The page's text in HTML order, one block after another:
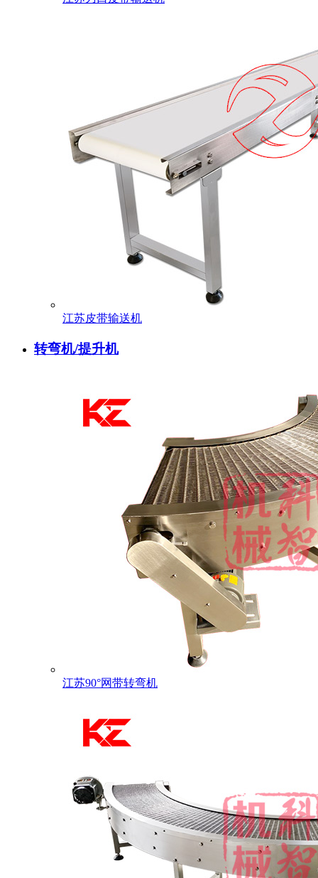
江苏皮带输送机
转弯机/提升机
江苏90°网带转弯机